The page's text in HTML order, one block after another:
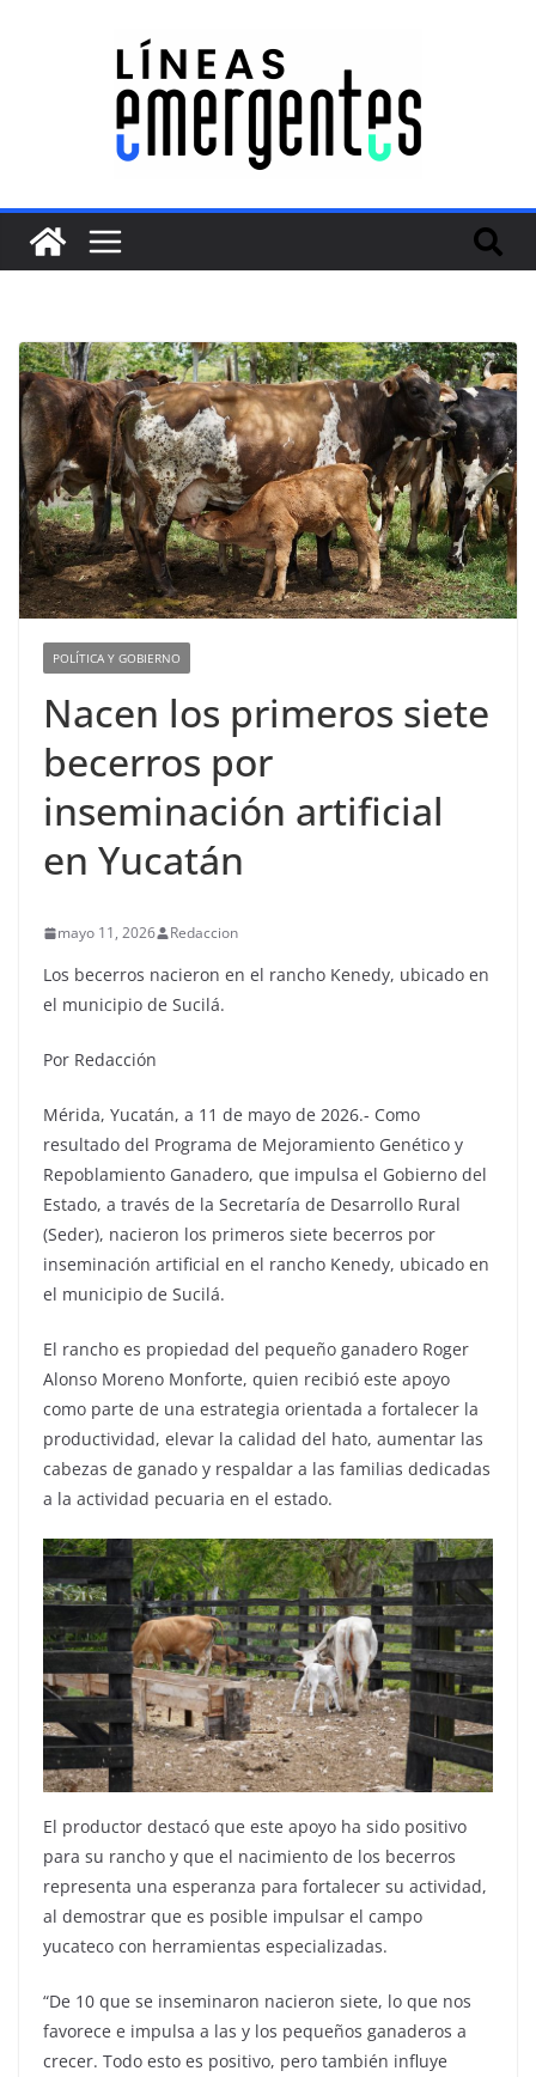
POLÍTICA Y GOBIERNO
Nacen los primeros siete
becerros por
inseminación artificial
en Yucatán
mayo 11, 2026 Redaccion
Los becerros nacieron en el rancho Kenedy, ubicado en
el municipio de Sucilá.
Por Redacción
Mérida, Yucatán, a 11 de mayo de 2026.- Como
resultado del Programa de Mejoramiento Genético y
Repoblamiento Ganadero, que impulsa el Gobierno del
Estado, a través de la Secretaría de Desarrollo Rural
(Seder), nacieron los primeros siete becerros por
inseminación artificial en el rancho Kenedy, ubicado en
el municipio de Sucilá.
El rancho es propiedad del pequeño ganadero Roger
Alonso Moreno Monforte, quien recibió este apoyo
como parte de una estrategia orientada a fortalecer la
productividad, elevar la calidad del hato, aumentar las
cabezas de ganado y respaldar a las familias dedicadas
a la actividad pecuaria en el estado.
El productor destacó que este apoyo ha sido positivo
para su rancho y que el nacimiento de los becerros
representa una esperanza para fortalecer su actividad,
al demostrar que es posible impulsar el campo
yucateco con herramientas especializadas.
“De 10 que se inseminaron nacieron siete, lo que nos
favorece e impulsa a las y los pequeños ganaderos a
crecer. Todo esto es positivo, pero también influye